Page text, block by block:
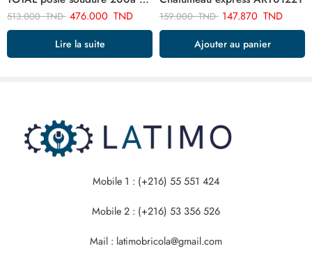
513.000TND 476.000 TND
Lire la suite
159.000TND 147.870 TND
Ajouter au panier
Mobile 1 : (+216) 55 551 424
Mobile 2 : (+216) 53 356 526
Mail : latimobricola@gmail.com